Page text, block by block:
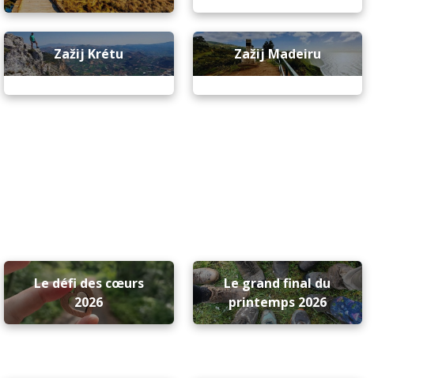
Zažij Krétu Zažij Madeiru
Le défi des cœurs
2026
Le grand final du
printemps 2026